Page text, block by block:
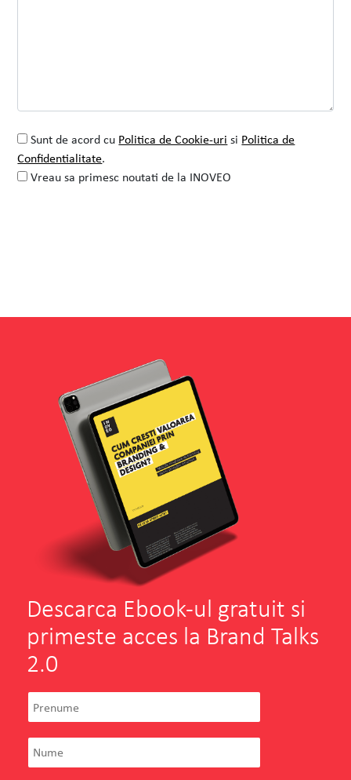
Dochita ne-a marcat intr-un mod foarte
pozitiv.
VEZI PROIECTUL
Teilor
Sunt de acord cu Politica de Cookie-uri si Politica de
Confidentialitate.
Vreau sa primesc noutati de la INOVEO
Descarca Ebook-ul gratuit si
primeste acces la Brand Talks
2.0